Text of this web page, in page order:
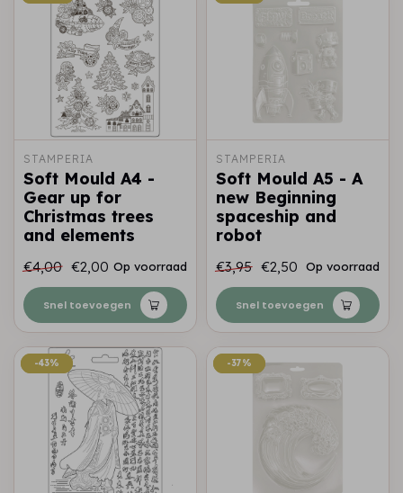
STAMPERIA
Soft Mould A4 -
Gear up for
Christmas trees
and elements
€4,00 €2,00 Op voorraad
Snel toevoegen
STAMPERIA
Soft Mould A5 - A
new Beginning
spaceship and
robot
€3,95 €2,50 Op voorraad
Snel toevoegen
-43%
-43% -37%
-37%